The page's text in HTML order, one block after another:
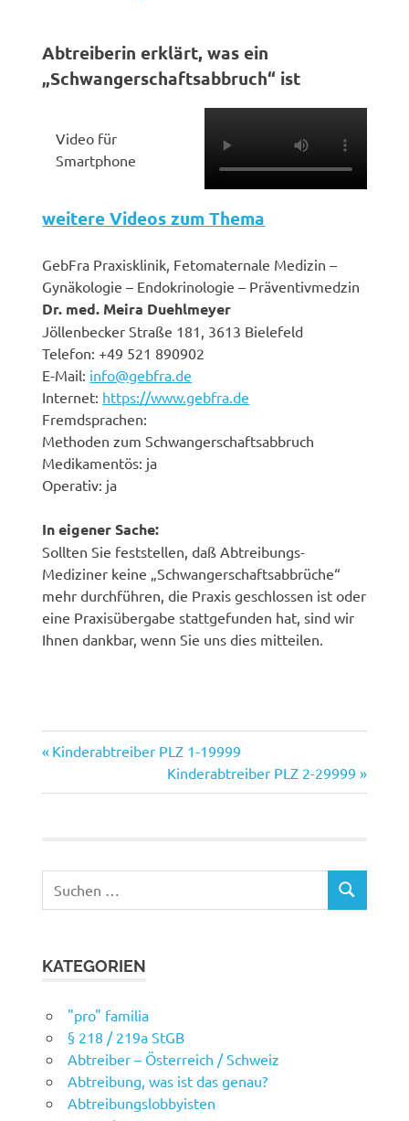
Abtreiberin erklärt, was ein
„Schwangerschaftsabbruch“ ist
Video für
Smartphone
weitere Videos zum Thema
GebFra Praxisklinik, Fetomaternale Medizin –
Gynäkologie – Endokrinologie – Präventivmedzin
Dr. med. Meira Duehlmeyer
Jöllenbecker Straße 181, 3613 Bielefeld
Telefon: +49 521 890902
E-Mail: info@gebfra.de
Internet: https://www.gebfra.de
Fremdsprachen:
Methoden zum Schwangerschaftsabbruch
Medikamentös: ja
Operativ: ja
In eigener Sache:
Sollten Sie feststellen, daß Abtreibungs-
Mediziner keine „Schwangerschaftsabbrüche“
mehr durchführen, die Praxis geschlossen ist oder
eine Praxisübergabe stattgefunden hat, sind wir
Ihnen dankbar, wenn Sie uns dies mitteilen.
Beitragsnavigation
Vorheriger
Kinderabtreiber PLZ 1-19999
Nächster
Beitrag:
Kinderabtreiber PLZ 2-29999
Suchen
SUCHEN
KATEGORIEN
"pro" familia
§ 218 / 219a StGB
Abtreiber – Österreich / Schweiz
Abtreibung, was ist das genau?
Abtreibungslobbyisten